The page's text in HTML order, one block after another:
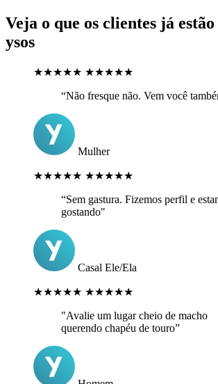
Veja o que os clientes já
ysos
★★★★★ ★★★★★
“Não fresque não. Vem você
Mulher
★★★★★ ★★★★★
“Sem gastura. Fizemos perfil e
gostando"
Casal Ele/Ela
★★★★★ ★★★★★
"Avalie um lugar cheio de macho
querendo chapéu de touro”